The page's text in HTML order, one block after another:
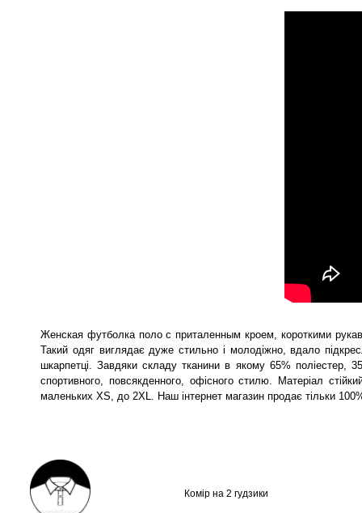
Женская футболка поло с приталенным кроем, короткими
Такий одяг виглядає дуже стильно і молодіжно, вдало
шкарпетці. Завдяки складу тканини в якому 65%
спортивного, повсякденного, офісного стилю. Матеріал
маленьких XS, до 2XL. Наш інтернет магазин продає тільки
Комір на 2 гудзики